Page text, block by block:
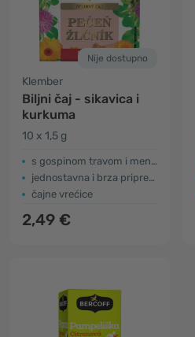
Nije dostupno
Klember
Biljni čaj - sikavica i
kurkuma
10 x 1,5 g
s gospinom travom i mentom
jednostavna i brza priprema
čajne vrećice
2,49 €